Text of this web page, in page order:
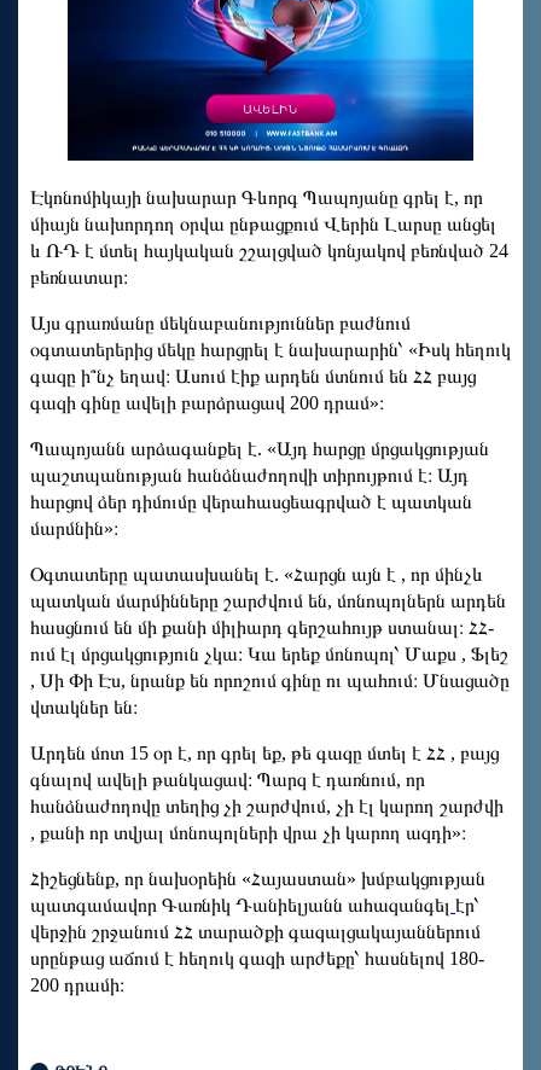
Էկոնոմիկայի նախարար Գևորգ Պապոյանը գրել է, որ
միայն նախորդող օրվա ընթացքում Վերին Լարսը անցել
և ՌԴ է մտել հայկական շշալցված կոնյակով բեռնված 24
բեռնատար։
Այս գրառմանը մեկնաբանություններ բաժնում
օգտատերերից մեկը հարցրել է նախարարին՝ «Իսկ հեղուկ
գազը ի՞նչ եղավ։ Ասում էիք արդեն մտնում են ՀՀ բայց
գազի գինը ավելի բարձրացավ 200 դրամ»։
Պապոյանն արձագանքել է. «Այդ հարցը մրցակցության
պաշտպանության հանձնաժողովի տիրույթում է։ Այդ
հարցով ձեր դիմումը վերահասցեագրված է պատկան
մարմնին»։
Օգտատերը պատասխանել է. «Հարցն այն է , որ մինչև
պատկան մարմինները շարժվում են, մոնոպոլներն արդեն
հասցնում են մի քանի միլիարդ գերշահույթ ստանալ։ ՀՀ-
ում էլ մրցակցություն չկա։ Կա երեք մոնոպոլ՝ Մաքս , Ֆլեշ
, Սի Փի Էս, նրանք են որոշում գինը ու պահում։ Մնացածը
վտակներ են։
Արդեն մոտ 15 օր է, որ գրել եք, թե գազը մտել է ՀՀ , բայց
գնալով ավելի թանկացավ։ Պարզ է դառնում, որ
հանձնաժողովը տեղից չի շարժվում, չի էլ կարող շարժվի
, քանի որ տվյալ մոնոպոլների վրա չի կարող ազդի»։
Հիշեցնենք, որ նախօրեին «Հայաստան» խմբակցության
պատգամավոր Գառնիկ Դանիելյանն ահազանգել էր՝
վերջին շրջանում ՀՀ տարածքի գազալցակայաններում
սրընթաց աճում է հեղուկ գազի արժեքը՝ հասնելով 180-
200 դրամի։